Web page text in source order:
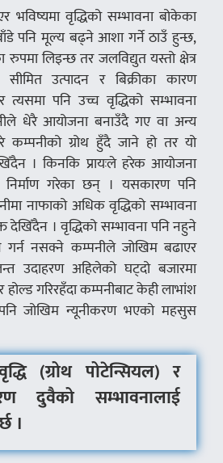
भविष्यमा वृद्धिको सम्भावना बोकेका
पनि मूल्य बढ्ने आशा गर्ने ठाउँ हुन्छ,
लिइन्छ तर जलविद्युत यस्तो क्षेत्र
उत्पादन र बिक्रीका कारण
त्यसमा पनि उच्च वृद्धिको सम्भावना
धेरै आयोजना बनाउँदै गए वा अन्य
कम्पनीको ग्रोथ हुँदै जाने हो तर यो
। किनकि प्रायःले हरेक आयोजना
गरेका छन् । यसकारण पनि
नाफाको अधिक वृद्धिको सम्भावना
देखिँदैन । वृद्धिको सम्भावना पनि नहुने
गर्न नसक्ने कम्पनीले जोखिम बढाएर
उदाहरण अहिलेको घट्दो बजारमा
गरिरहँदा कम्पनीबाट केही लाभांश
जोखिम न्यूनीकरण भएको महसुस
(ग्रोथ पोटेन्सियल) र
दुवैको सम्भावनालाई
।